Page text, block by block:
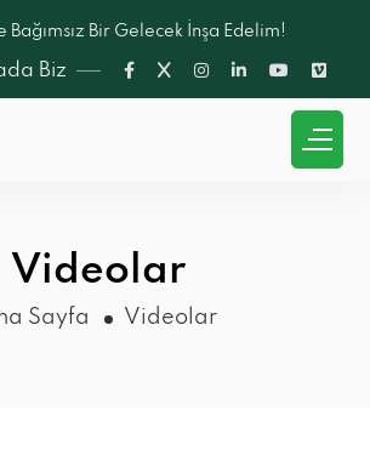
Bağımsız Bir Gelecek İnşa Edelim!
Biz
Videolar
Sayfa Videolar